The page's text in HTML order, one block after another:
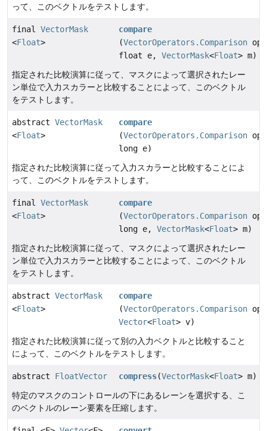
って、このベクトルをテストします。
final VectorMask
<Float>
compare
(VectorOperators.Comparison op,
float e,VectorMask<Float> m)
指定された比較演算に従って、マスクによって選択されたレー
ン単位で入力スカラーと比較することによって、このベクトル
をテストします。
abstract VectorMask
<Float>
compare
(VectorOperators.Comparison op,
long e)
指定された比較演算に従って入力スカラーと比較することによ
って、このベクトルをテストします。
final VectorMask
<Float>
compare
(VectorOperators.Comparison op,
long e,VectorMask<Float> m)
指定された比較演算に従って、マスクによって選択されたレー
ン単位で入力スカラーと比較することによって、このベクトル
をテストします。
abstract VectorMask
<Float>
compare
(VectorOperators.Comparison op,
Vector<Float> v)
指定された比較演算に従って別の入力ベクトルと比較すること
によって、このベクトルをテストします。
abstract FloatVector compress(VectorMask<Float> m)
特定のマスクのコントロールの下にあるレーンを選択する、こ
のベクトルのレーン要素を圧縮します。